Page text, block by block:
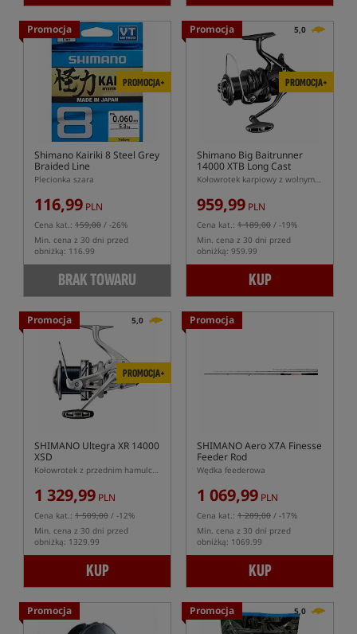
Promocja
PROMOCJA+
Shimano Kairiki 8 Steel Grey
Braided Line
Plecionka szara
116,99 PLN
Cena kat.: 159,00 / -26%
Min. cena z 30 dni przed
obniżką: 116.99
BRAK TOWARU
Promocja 5,0
PROMOCJA+
Shimano Big Baitrunner
14000 XTB Long Cast
Kołowrotek karpiowy z wolnym biegiem
959,99 PLN
Cena kat.: 1 189,00 / -19%
Min. cena z 30 dni przed
obniżką: 959.99
KUP
Promocja 5,0
PROMOCJA+
SHIMANO Ultegra XR 14000
XSD
Kołowrotek z przednim hamulcem Ultegra XR 14000 XSD
1 329,99 PLN
Cena kat.: 1 509,00 / -12%
Min. cena z 30 dni przed
obniżką: 1329.99
KUP
Promocja
SHIMANO Aero X7A Finesse
Feeder Rod
Wędka feederowa
1 069,99 PLN
Cena kat.: 1 289,00 / -17%
Min. cena z 30 dni przed
obniżką: 1069.99
KUP
Promocja Promocja 5,0